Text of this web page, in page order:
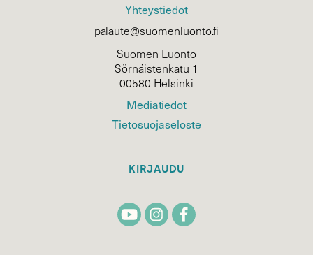
Yhteystiedot
palaute@suomenluonto.fi
Suomen Luonto
Sörnäistenkatu 1
00580 Helsinki
Mediatiedot
Tietosuojaseloste
KIRJAUDU